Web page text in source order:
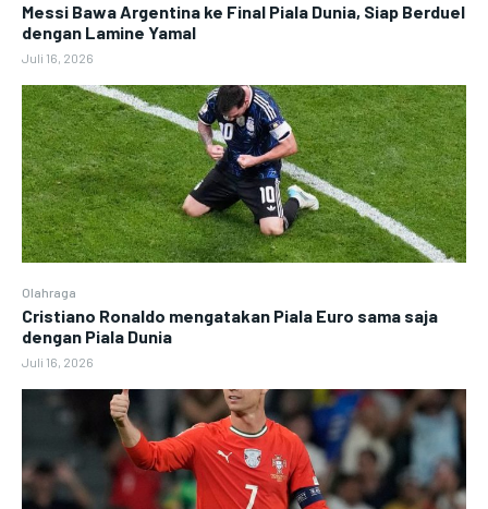
Messi Bawa Argentina ke Final Piala Dunia, Siap Berduel
dengan Lamine Yamal
Juli 16, 2026
Olahraga
Cristiano Ronaldo mengatakan Piala Euro sama saja
dengan Piala Dunia
Juli 16, 2026